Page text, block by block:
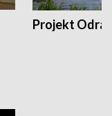
Projekt Odra